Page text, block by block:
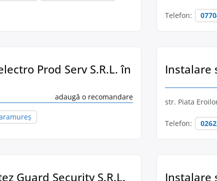
Telefon:
Prod Serv S.R.L. în
adaugă o recomandare
Instalare
str. Piata
Telefon:
Guard Security S.R.L.
Instalare